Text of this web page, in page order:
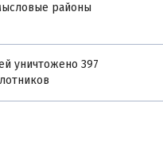
районы
уничтожено 397